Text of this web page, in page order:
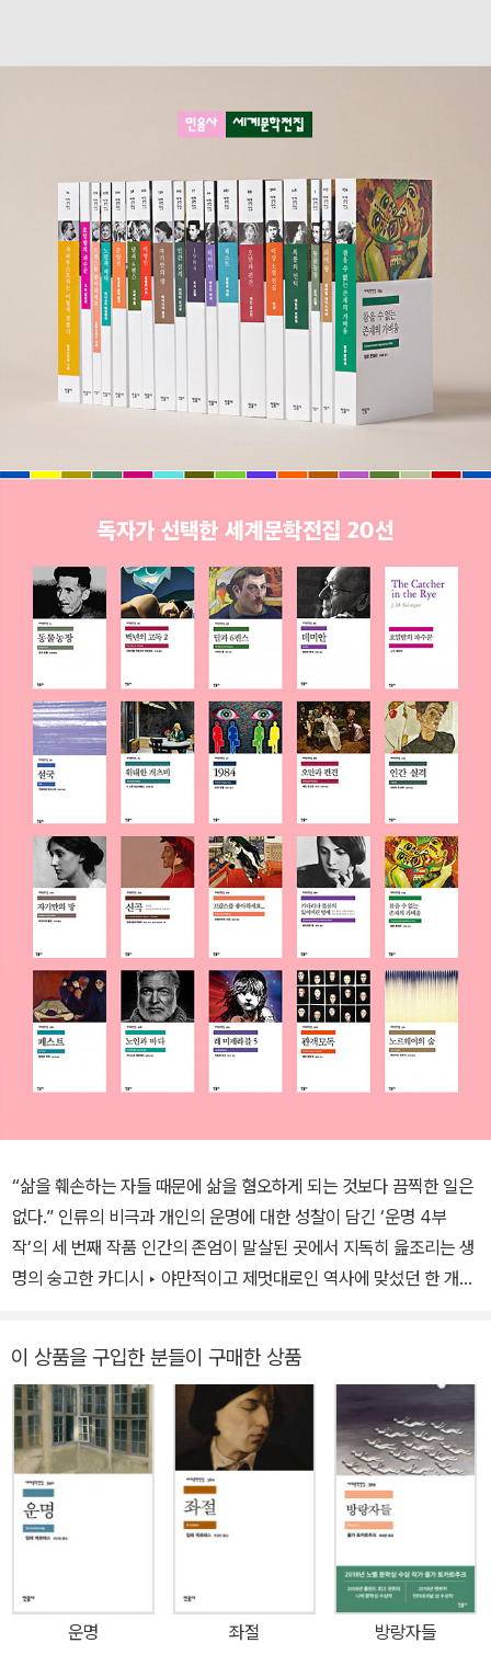
“삶을 훼손하는 자들 때문에 삶을 혐오하게 되는 것보다 끔찍한 일은
없다.” 인류의 비극과 개인의 운명에 대한 성찰이 담긴 ‘운명 4부
작’의 세 번째 작품 인간의 존엄이 말살된 곳에서 지독히 읊조리는 생
명의 숭고한 카디시 ‣ 야만적이고 제멋대로인 역사에 맞섰던 한 개인
설가 임레 케르테스의 주요 작품 가운데 하나인 『태어나지 않은 아이
를 위한 기도』(1990)가 출간되었다.(민음사 세계문학전집 391번)
이 책은 이미 민음사 세계문학전집 340번, 360번으로 각각 출간된
『운명』(1975)과 『좌절』(1988)에 이은 이른바 ‘운명 4부작’의 세 번
째 작품으로 일컬어진다.(‘운명 4부작’은 2003년 『청산』을 마지막
으로 완결되었다.) 십삼 년에 걸쳐 쓴 첫 소설 『운명』에 나치 절멸 수
돌아가지 못하는 십 대 소년의 모습으로 등장했던 케르테스는 이 책
『태어나지 않은 아이를 위한 기도』에 노년에 접어든 작가이자 문학
번역가로 다시 등장한다. 『운명』이 아우슈비츠 절멸 수용소에 대한
이 상품을 구입한 분들이 구매한 상품
운명 좌절 방랑자들